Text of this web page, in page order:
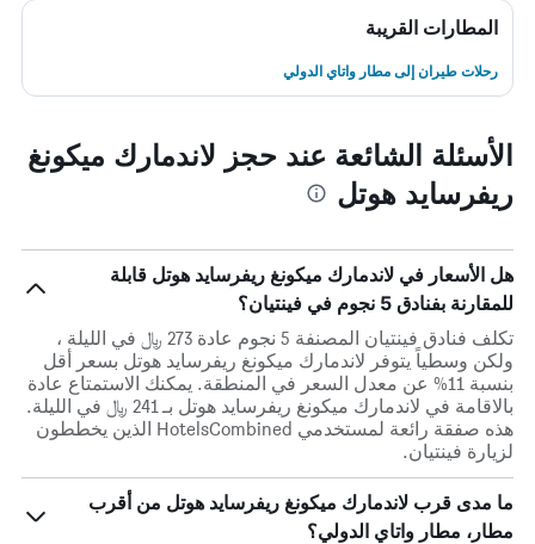
المطارات القريبة
رحلات طيران إلى مطار واتاي الدولي
الأسئلة الشائعة عند حجز لاندمارك ميكونغ
ريفرسايد هوتل
هل الأسعار في لاندمارك ميكونغ ريفرسايد هوتل قابلة
للمقارنة بفنادق 5 نجوم في فينتيان؟
تكلف فنادق فينتيان المصنفة 5 نجوم عادة 273 ﷼ في الليلة ،
ولكن وسطياً يتوفر لاندمارك ميكونغ ريفرسايد هوتل بسعر أقل
بنسبة 11% عن معدل السعر في المنطقة. يمكنك الاستمتاع عادة
بالاقامة في لاندمارك ميكونغ ريفرسايد هوتل بـ 241 ﷼ في الليلة.
هذه صفقة رائعة لمستخدمي HotelsCombined الذين يخططون
لزيارة فينتيان.
ما مدى قرب لاندمارك ميكونغ ريفرسايد هوتل من أقرب
مطار، مطار واتاي الدولي؟